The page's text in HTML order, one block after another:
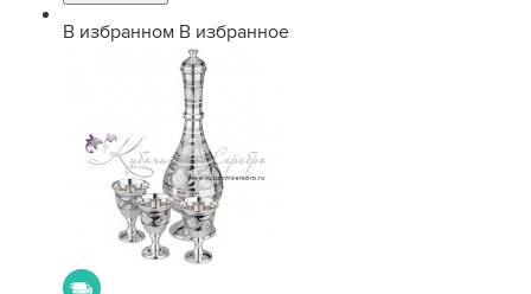
В избранном В избранное